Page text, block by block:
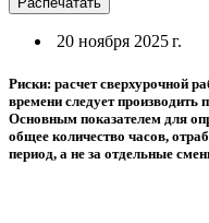
20 ноября 2025 г.
Риски: расчет сверхурочной
времени следует производить
Основным показателем для
общее количество часов,
период, а не за отдельные